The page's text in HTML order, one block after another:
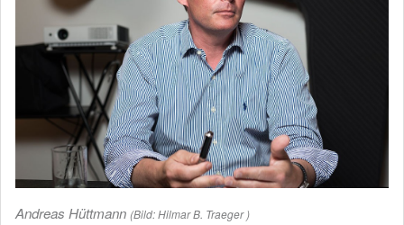
Andreas Hüttmann (Bild: Hilmar B. Traeger )